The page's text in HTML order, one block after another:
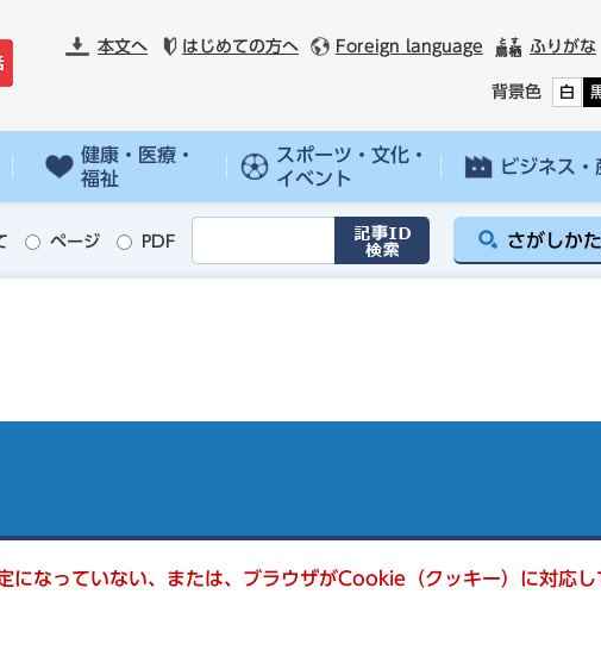
本文へ はじめての方へ Foreign language ふりがな
背景色 白
健康・医療・
福祉
スポーツ・文化・
イベント
ビジネス・
ページ PDF さがしか
なっていない、または、ブラウザがCookie（クッキー）に対応